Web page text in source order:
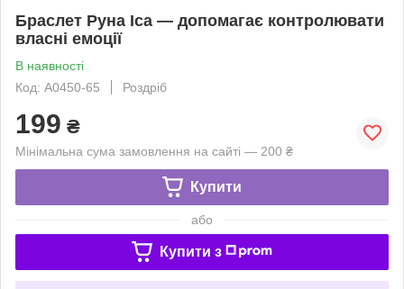
Браслет Руна Іса — допомагає контролювати
власні емоції
В наявності
Код: A0450-65
Роздріб
199 ₴
Мінімальна сума замовлення на сайті — 200 ₴
Купити
або
Купити з